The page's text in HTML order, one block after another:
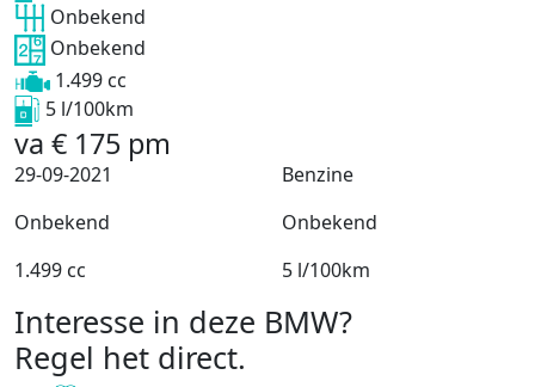
Onbekend
Onbekend
1.499 cc
5 l/100km
va € 175 pm
29-09-2021
Benzine
Onbekend
Onbekend
1.499 cc
5 l/100km
Interesse in deze BMW?
Regel het direct.